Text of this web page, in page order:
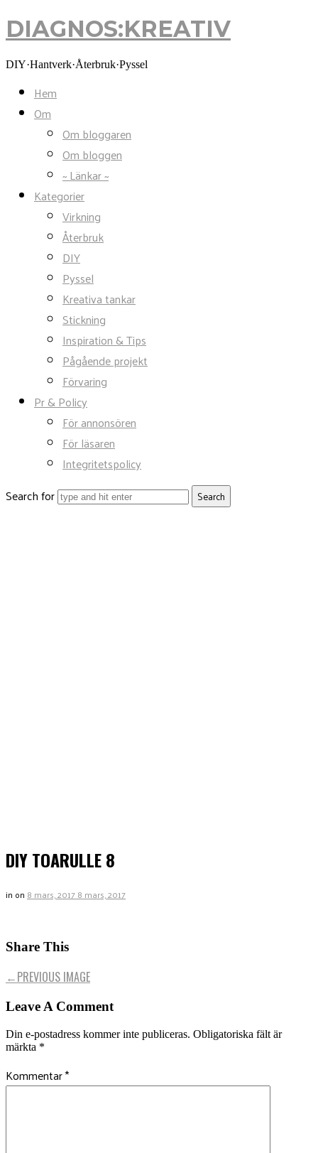
DIAGNOS:KREATIV
DIAGNOS:KREATIV
DIY·Hantverk·Återbruk·Pyssel
Hem
Om
Om bloggaren
Om bloggen
~ Länkar ~
Kategorier
Virkning
Återbruk
DIY
Pyssel
Kreativa tankar
Stickning
Inspiration & Tips
Pågående projekt
Förvaring
Pr & Policy
För annonsören
För läsaren
Integritetspolicy
Search for
DIY TOARULLE 8
in on 8 mars, 20178 mars, 2017
Share This
←PREVIOUS IMAGE
Leave A Comment
Din e-postadress kommer inte publiceras. Obligatoriska fält är
märkta *
Kommentar*